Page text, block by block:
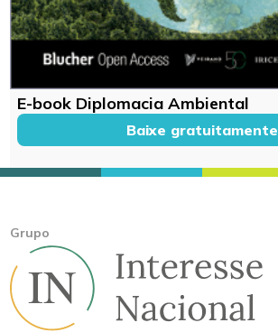
E-book Diplomacia Ambiental
Baixe gratuitamente
Grupo